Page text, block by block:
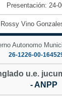
Presentación: 24-
Vino
Autonomo
26-1226-00-
u.e.
- ANPP